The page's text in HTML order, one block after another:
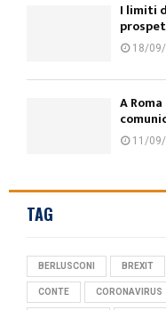
I limiti
18/
A
11/
TAG
BERLUSCONI BREXIT
CONTE CORONAVIRUS